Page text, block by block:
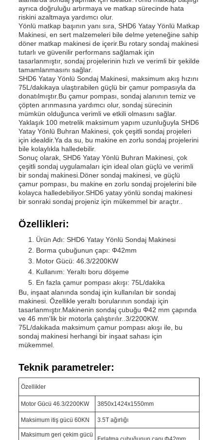
ayrıca doğruluğu artırmaya ve matkap sürecinde hata
riskini azaltmaya yardımcı olur.
Yönlü matkap başının yanı sıra, SHD6 Yatay Yönlü Matkap
Makinesi, en sert malzemeleri bile delme yeteneğine sahip
döner matkap makinesi de içerir.Bu rotary sondaj makinesi
tutarlı ve güvenilir performans sağlamak için
tasarlanmıştır, sondaj projelerinin hızlı ve verimli bir şekilde
tamamlanmasını sağlar.
SHD6 Yatay Yönlü Sondaj Makinesi, maksimum akış hızını
75L/dakikaya ulaştırabilen güçlü bir çamur pompasıyla da
donatılmıştır.Bu çamur pompası, sondaj alanının temiz ve
çöpten arınmasına yardımcı olur, sondaj sürecinin
mümkün olduğunca verimli ve etkili olmasını sağlar.
Yaklaşık 100 metrelik maksimum yapım uzunluğuyla SHD6
Yatay Yönlü Buhran Makinesi, çok çeşitli sondaj projeleri
için idealdir.Ya da su, bu makine en zorlu sondaj projelerini
bile kolaylıkla halledebilir.
Sonuç olarak, SHD6 Yatay Yönlü Buhran Makinesi, çok
çeşitli sondaj uygulamaları için ideal olan güçlü ve verimli
bir sondaj makinesi.Döner sondaj makinesi, ve güçlü
çamur pompası, bu makine en zorlu sondaj projelerini bile
kolayca halledebiliyor.SHD6 yatay yönlü sondaj makinesi
bir sonraki sondaj projeniz için mükemmel bir araçtır..
Özellikleri:
Ürün Adı: SHD6 Yatay Yönlü Sondaj Makinesi
Borma çubuğunun çapı: Φ42mm
Motor Gücü: 46.3/2200KW
Kullanım: Yeraltı boru döşeme
En fazla çamur pompası akışı: 75L/dakika
Bu, inşaat alanında sondaj için kullanılan bir sondaj
makinesi. Özellikle yeraltı borularının sondajı için
tasarlanmıştır.Makinenin sondaj çubuğu Φ42 mm çapında
ve 46 mm'lik bir motorla çalıştırılır..3/2200KW.
75L/dakikada maksimum çamur pompası akışı ile, bu
sondaj makinesi herhangi bir inşaat sahası için
mükemmel.
Teknik parametreler:
Özellikler
Motor Gücü 46.3/2200KW 3850x1424x1550mm
Maksimum itiş gücü 60KN 3.5T ağırlığı
Maksimum geri çekim gücü